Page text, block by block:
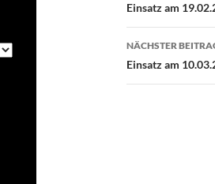
Einsatz am
NÄCHSTER
Einsatz am